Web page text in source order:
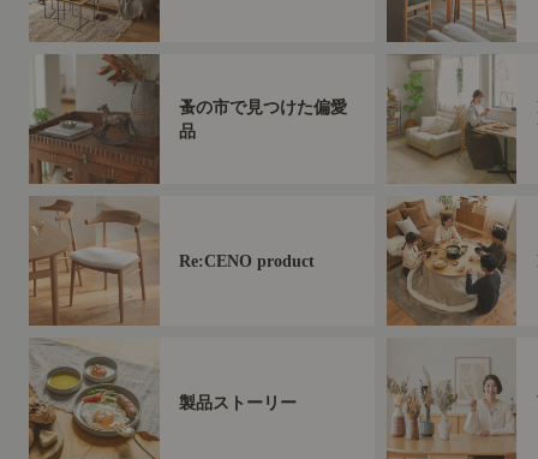
蚤の市で見つけた偏愛
品
Re:CENO product
製品ストーリー